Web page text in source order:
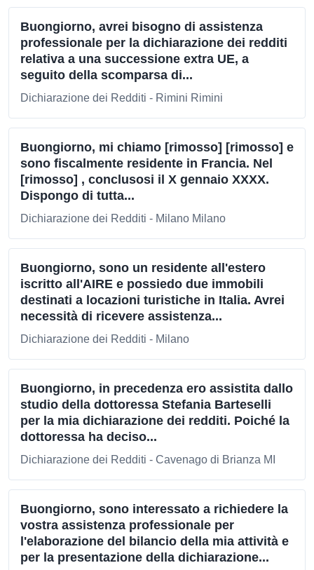
Buongiorno, avrei bisogno di assistenza
professionale per la dichiarazione dei redditi
relativa a una successione extra UE, a
seguito della scomparsa di...
Dichiarazione dei Redditi - Rimini Rimini
Buongiorno, mi chiamo [rimosso] [rimosso] e
sono fiscalmente residente in Francia. Nel
[rimosso] , conclusosi il X gennaio XXXX.
Dispongo di tutta...
Dichiarazione dei Redditi - Milano Milano
Buongiorno, sono un residente all'estero
iscritto all'AIRE e possiedo due immobili
destinati a locazioni turistiche in Italia. Avrei
necessità di ricevere assistenza...
Dichiarazione dei Redditi - Milano
Buongiorno, in precedenza ero assistita dallo
studio della dottoressa Stefania Barteselli
per la mia dichiarazione dei redditi. Poiché la
dottoressa ha deciso...
Dichiarazione dei Redditi - Cavenago di Brianza MI
Buongiorno, sono interessato a richiedere la
vostra assistenza professionale per
l'elaborazione del bilancio della mia attività e
per la presentazione della dichiarazione...